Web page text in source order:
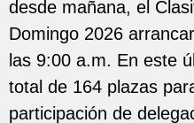
desde mañana, el
Domingo 2026
las 9:00 a.m. En este
total de 164 plazas
participación de